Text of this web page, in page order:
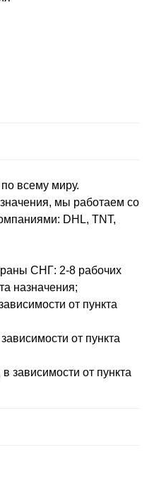
всему миру.
мы работаем со
DHL, TNT,
СНГ: 2-8 рабочих
назначения;
от пункта
от пункта
зависимости от пункта